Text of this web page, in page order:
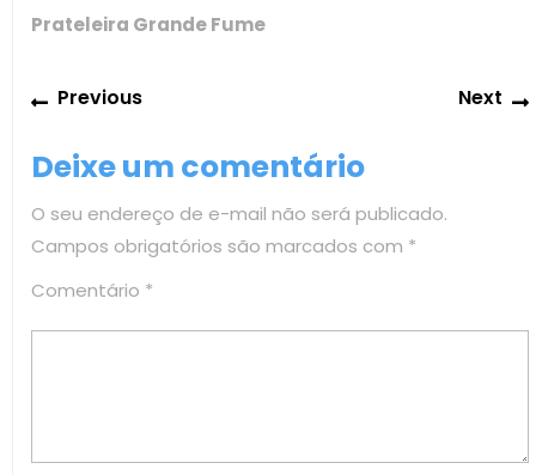
Prateleira Grande Fume
Navegação
de
Post
PreviousPrevious
Next
Deixe um comentário
O seu endereço de e-mail não será publicado.
Campos obrigatórios são marcados com *
Comentário *